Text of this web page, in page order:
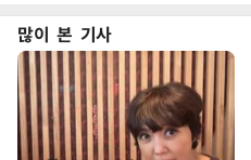
많이 본 기사